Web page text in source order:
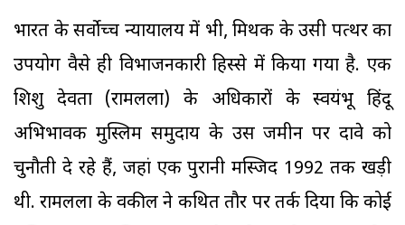
भारत के सर्वोच्च न्यायालय में भी, मिथक के उसी पत्थर का
उपयोग वैसे ही विभाजनकारी हिस्से में किया गया है. एक
शिशु देवता (रामलला) के अधिकारों के स्वयंभू हिंदू
अभिभावक मुस्लिम समुदाय के उस जमीन पर दावे को
चुनौती दे रहे हैं, जहां एक पुरानी मस्जिद 1992 तक खड़ी
थी. रामलला के वकील ने कथित तौर पर तर्क दिया कि कोई